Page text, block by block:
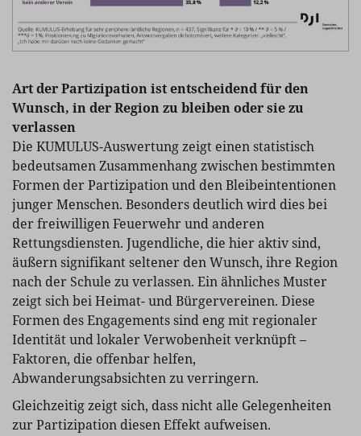
Art der Partizipation ist entscheidend für den
Wunsch, in der Region zu bleiben oder sie zu
verlassen
Die KUMULUS-Auswertung zeigt einen statistisch
bedeutsamen Zusammenhang zwischen bestimmten
Formen der Partizipation und den Bleibeintentionen
junger Menschen. Besonders deutlich wird dies bei
der freiwilligen Feuerwehr und anderen
Rettungsdiensten. Jugendliche, die hier aktiv sind,
äußern signifikant seltener den Wunsch, ihre Region
nach der Schule zu verlassen. Ein ähnliches Muster
zeigt sich bei Heimat- und Bürgervereinen. Diese
Formen des Engagements sind eng mit regionaler
Identität und lokaler Verwobenheit verknüpft –
Faktoren, die offenbar helfen,
Abwanderungsabsichten zu verringern.
Gleichzeitig zeigt sich, dass nicht alle Gelegenheiten
zur Partizipation diesen Effekt aufweisen.